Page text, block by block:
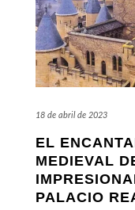
18 de abril de 2023
EL
MEDIEVAL
PALACIO